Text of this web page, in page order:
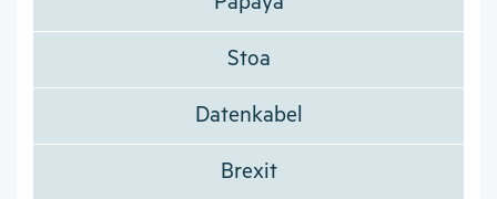
Stoa
Datenkabel
Brexit